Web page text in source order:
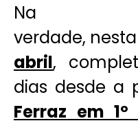
Na
verdade, nesta
abril,
dias desde a
Ferraz em